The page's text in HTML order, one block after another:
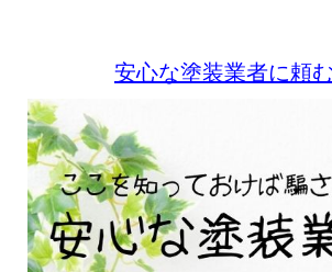
安心な塗装業者に頼